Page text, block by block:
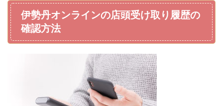
伊勢丹オンラインの店頭受け取り履歴の
確認方法